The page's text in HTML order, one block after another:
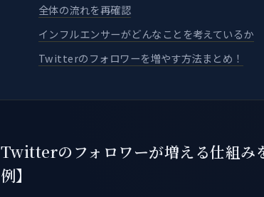
全体の流れを再確認
インフルエンサーがどんなことを考えているか
Twitterのフォロワーを増やす方法まとめ！
Twitterのフォロワーが増える仕組み
例】